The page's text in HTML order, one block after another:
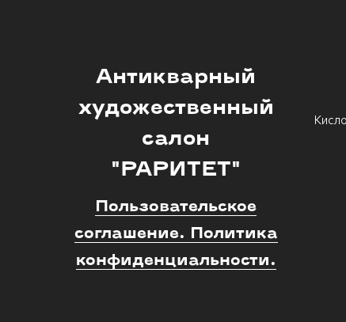
Антикварный
художественный
салон
"РАРИТЕТ"
Пользовательское
соглашение. Политика
конфиденциальности.